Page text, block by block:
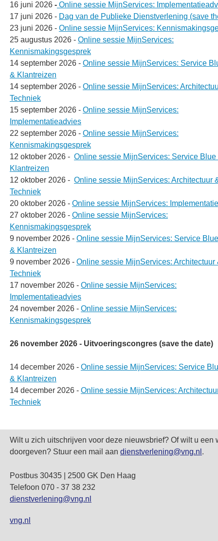
16 juni 2026 - Online sessie MijnServices:
17 juni 2026 - Dag van de Publieke Dienstverlening (save
23 juni 2026 - Online sessie MijnServices:
25 augustus 2026 - Online sessie MijnServices:
Kennismakingsgesprek
14 september 2026 - Online sessie MijnServices: Service
& Klantreizen
14 september 2026 - Online sessie MijnServices:
Techniek
15 september 2026 - Online sessie MijnServices:
Implementatieadvies
22 september 2026 - Online sessie MijnServices:
Kennismakingsgesprek
12 oktober 2026 - Online sessie MijnServices: Service Blue
Klantreizen
12 oktober 2026 - Online sessie MijnServices: Architectuur
Techniek
20 oktober 2026 - Online sessie MijnServices:
27 oktober 2026 - Online sessie MijnServices:
Kennismakingsgesprek
9 november 2026 - Online sessie MijnServices: Service
& Klantreizen
9 november 2026 - Online sessie MijnServices: Architectuur
Techniek
17 november 2026 - Online sessie MijnServices:
Implementatieadvies
24 november 2026 - Online sessie MijnServices:
Kennismakingsgesprek
26 november 2026 - Uitvoeringscongres (save the date)
14 december 2026 - Online sessie MijnServices: Service
& Klantreizen
14 december 2026 - Online sessie MijnServices:
Techniek
Wilt u zich uitschrijven voor deze nieuwsbrief? Of wilt u een
doorgeven? Stuur een mail aan dienstverlening@vng.nl .
Postbus 30435 | 2500 GK Den Haag
Telefoon 070 - 37 38 232
dienstverlening@vng.nl
vng.nl